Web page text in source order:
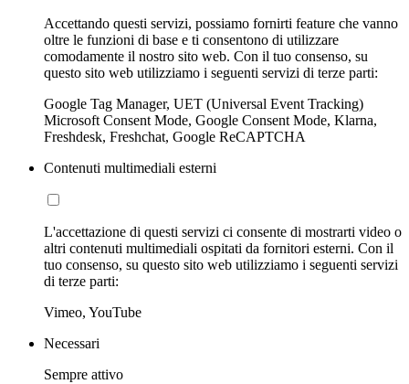
Accettando questi servizi, possiamo fornirti feature che vanno
oltre le funzioni di base e ti consentono di utilizzare
comodamente il nostro sito web. Con il tuo consenso, su
questo sito web utilizziamo i seguenti servizi di terze parti:
Google Tag Manager, UET (Universal Event Tracking)
Microsoft Consent Mode, Google Consent Mode, Klarna,
Freshdesk, Freshchat, Google ReCAPTCHA
Contenuti multimediali esterni
L'accettazione di questi servizi ci consente di mostrarti video o
altri contenuti multimediali ospitati da fornitori esterni. Con il
tuo consenso, su questo sito web utilizziamo i seguenti servizi
di terze parti:
Vimeo, YouTube
Necessari
Sempre attivo